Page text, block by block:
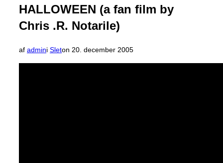
HALLOWEEN (a fan film by
Chris .R. Notarile)
af admini Sleton Udgivet
d.
20. december 2005